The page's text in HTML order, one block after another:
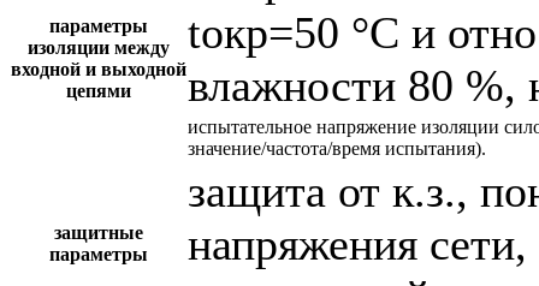
параметры
изоляции между
входной и выходной
цепями
tокр=50 °С и
влажности 80 %,
испытательное напряжение изоляции
значение/частота/время испытания).
защитные
параметры
защита от к.з.,
напряжения